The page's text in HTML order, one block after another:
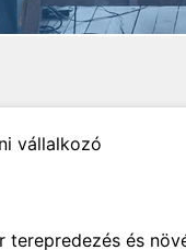
vállalkozó
terepredezés és